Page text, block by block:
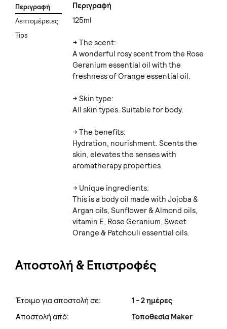
Περιγραφή
Λεπτομέρειες
Tips
Περιγραφή
125ml
-> The scent:
A wonderful rosy scent from the Rose
Geranium essential oil with the
freshness of Orange essential oil.
-> Skin type:
All skin types. Suitable for body.
-> The benefits:
Hydration, nourishment. Scents the
skin, elevates the senses with
aromatherapy properties.
-> Unique ingredients:
This is a body oil made with Jojoba &
Argan oils, Sunflower & Almond oils,
vitamin E, Rose Geranium, Sweet
Orange & Patchouli essential oils.
Αποστολή & Επιστροφές
Έτοιμο για αποστολή σε:
1 - 2 ημέρες
Αποστολή από:
Τοποθεσία Maker